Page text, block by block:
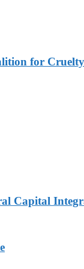
for
Capital